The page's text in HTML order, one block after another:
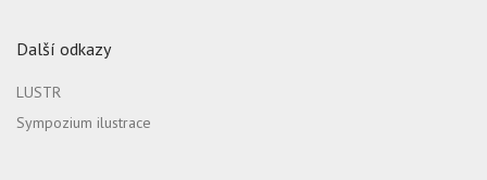
Další odkazy
LUSTR
Sympozium ilustrace